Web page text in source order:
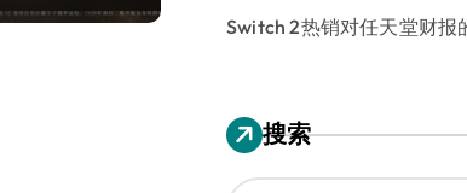
Switch 2热销对任天堂财报
搜索